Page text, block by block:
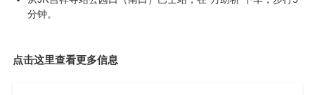
分钟。
点击这里查看更多信息